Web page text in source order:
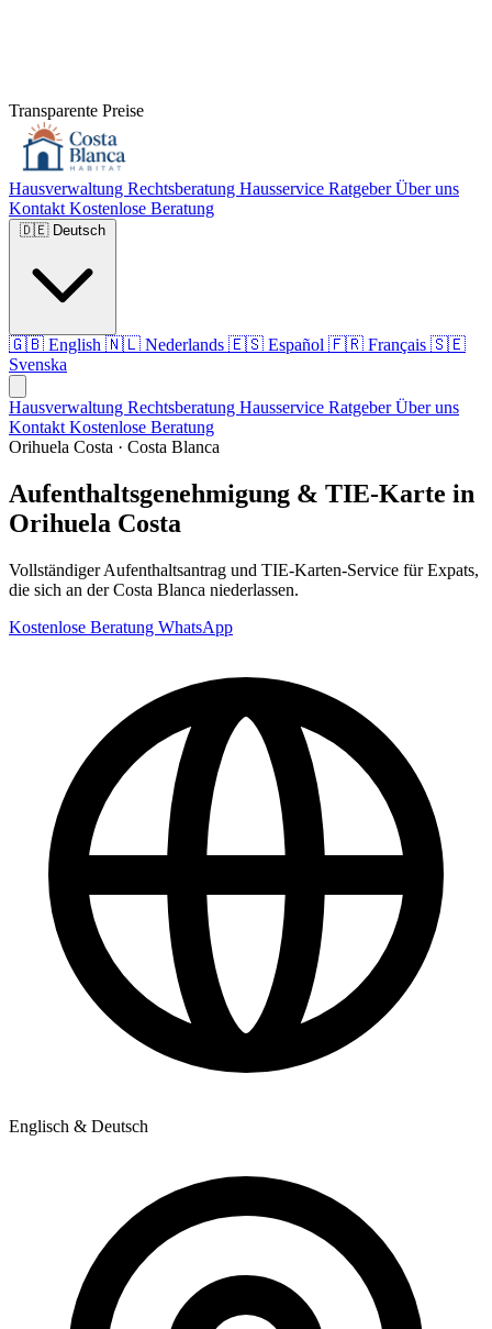
Transparente Preise
Hausverwaltung Rechtsberatung Hausservice RatgeberÜber uns
Kontakt Kostenlose Beratung
🇩🇪 Deutsch
🇬🇧 English 🇳🇱 Nederlands 🇪🇸 Español 🇫🇷 Français 🇸🇪
Svenska
Hausverwaltung Rechtsberatung Hausservice RatgeberÜber uns
Kontakt Kostenlose Beratung
Orihuela Costa · Costa Blanca
Aufenthaltsgenehmigung & TIE-Karte in
Orihuela Costa
Vollständiger Aufenthaltsantrag und TIE-Karten-Service für Expats,
die sich an der Costa Blanca niederlassen.
Kostenlose Beratung WhatsApp
Englisch & Deutsch